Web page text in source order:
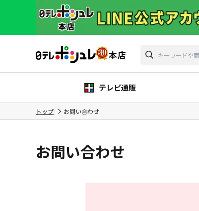
テレビ通販
トップ お問い合わせ
お問い合わせ